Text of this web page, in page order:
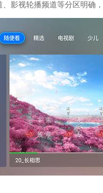
影视轮播频道等分区明确